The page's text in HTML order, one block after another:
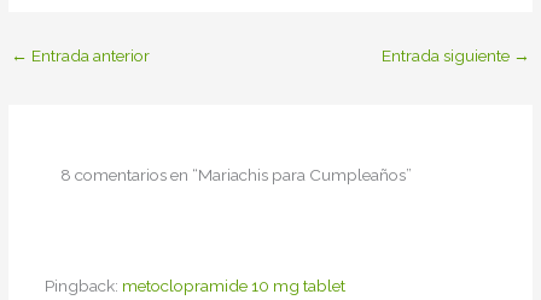
← Entrada anterior Entrada siguiente →
8 comentarios en “Mariachis para Cumpleaños”
Pingback: metoclopramide 10 mg tablet